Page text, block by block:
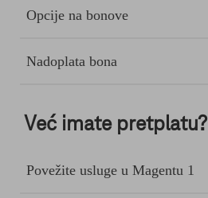
Opcije na bonove
Nadoplata bona
Već imate pretplatu?
Povežite usluge u Magentu 1